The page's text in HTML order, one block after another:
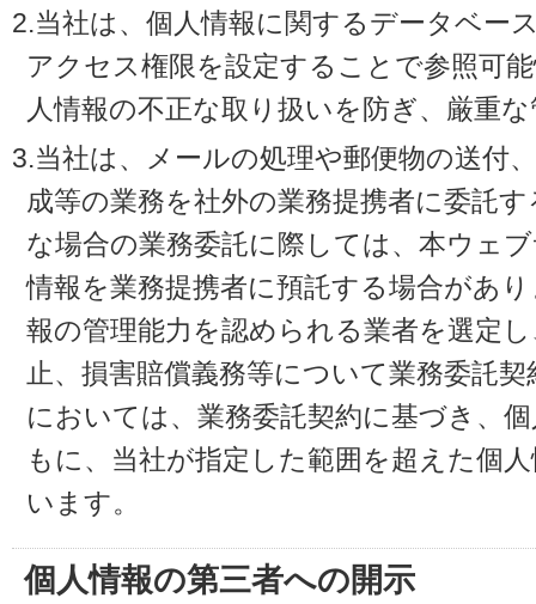
2.当社は、個人情報に関するデータベー
アクセス権限を設定することで参照可
人情報の不正な取り扱いを防ぎ、厳重
3.当社は、メールの処理や郵便物の送付
成等の業務を社外の業務提携者に委託
な場合の業務委託に際しては、本ウェ
情報を業務提携者に預託する場合があ
報の管理能力を認められる業者を選定
止、損害賠償義務等について業務委託
においては、業務委託契約に基づき、
もに、当社が指定した範囲を超えた個
います。
個人情報の第三者への開示